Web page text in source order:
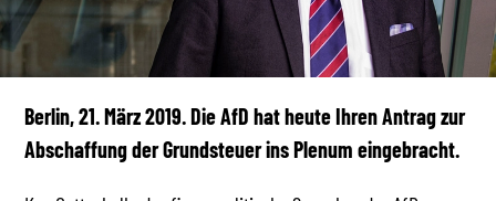
Berlin, 21. März 2019. Die AfD hat heute Ihren Antrag zur
Abschaffung der Grundsteuer ins Plenum eingebracht.